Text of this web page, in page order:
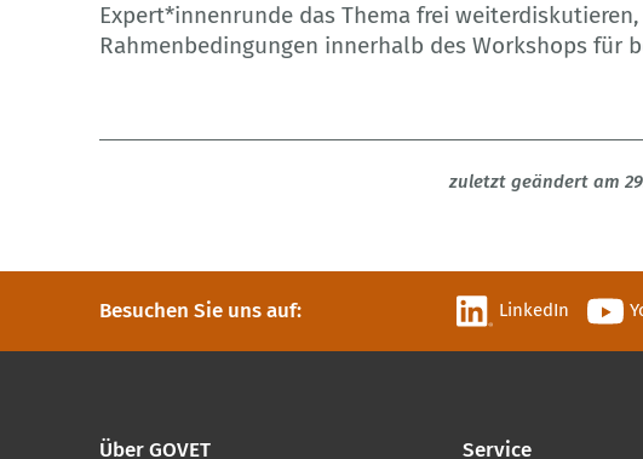
Expert*innenrunde das Thema frei
Rahmenbedingungen innerhalb des Workshops für
zuletzt geändert am
Besuchen Sie uns auf: LinkedIn
Über GOVET Service